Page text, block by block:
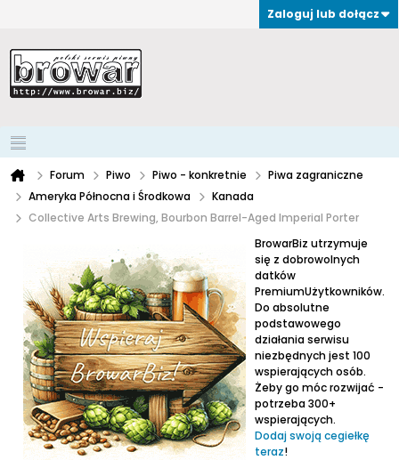
Zaloguj lub dołącz
Forum Piwo Piwo - konkretnie
Piwa zagraniczne
Ameryka Północna i Środkowa
Kanada
Collective Arts Brewing, Bourbon Barrel-Aged Imperial Porter
BrowarBiz utrzymuje
się z dobrowolnych
datków
PremiumUżytkowników.
Do absolutne
podstawowego
działania serwisu
niezbędnych jest 100
wspierających osób.
Żeby go móc rozwijać -
potrzeba 300+
wspierających.
Dodaj swoją cegiełkę
teraz!